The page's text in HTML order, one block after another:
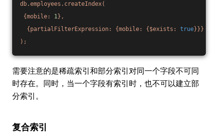
db.employees.createIndex(
{mobile:
1},
{partialFilterExpression:
{mobile: {$exists: true}}}
);
需要注意的是稀疏索引和部分索引对同一个字段不可同
时存在。同时，当一个字段有索引时，也不可以建立部
分索引。
复合索引